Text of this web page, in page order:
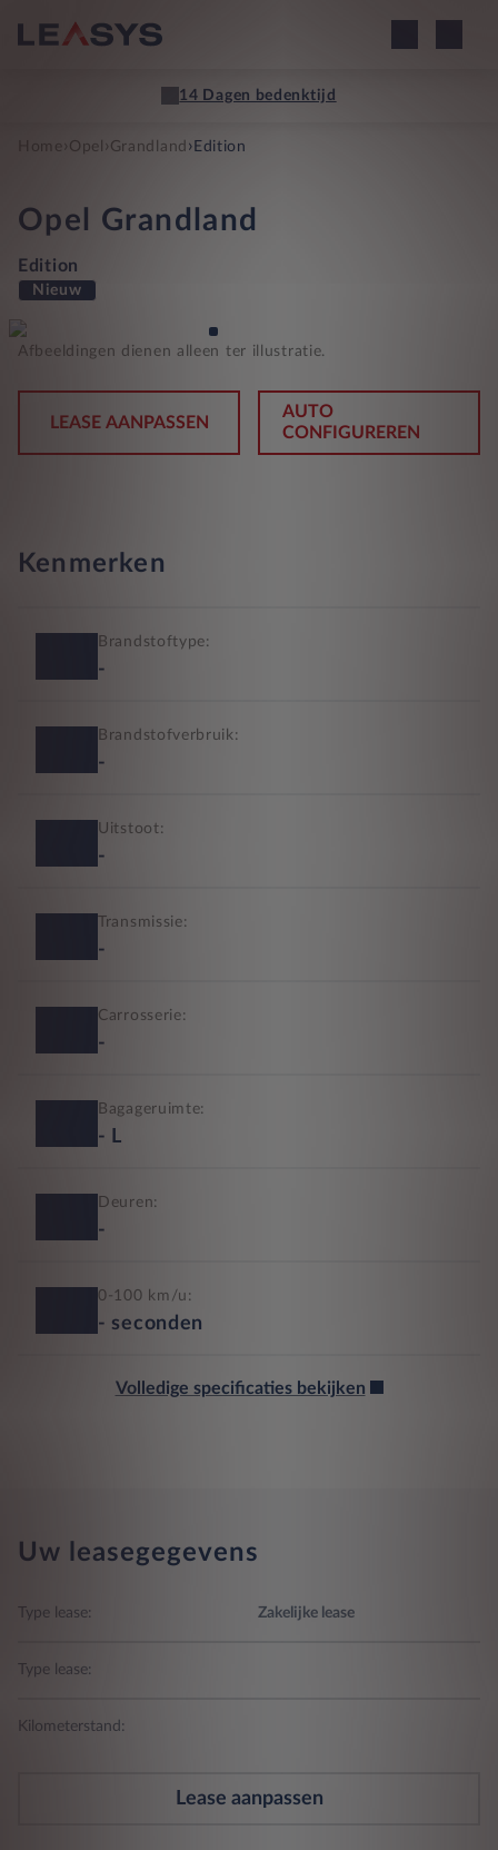
14 Dagen bedenktijd
Home Opel › Grandland › Edition
Opel Grandland
Edition
Nieuw
Afbeeldingen dienen alleen ter illustratie.
LEASE AANPASSEN
AUTO
CONFIGUREREN
Kenmerken
Brandstoftype:
-
Brandstofverbruik:
-
Uitstoot:
-
Transmissie:
-
Carrosserie:
-
Bagageruimte:
- L
Deuren:
-
0-100 km/u:
- seconden
Volledige specificaties bekijken
Uw leasegegevens
Type lease: Zakelijke lease
Type lease:
Kilometerstand:
Lease aanpassen